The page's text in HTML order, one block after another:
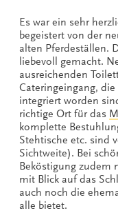
Es war ein sehr
begeistert von der
alten Pferdeställen.
liebevoll gemacht.
ausreichenden
Cateringeingang,
integriert worden
richtige Ort für das
komplette
Stehtische etc. sind
Sichtweite). Bei
Beköstigung zudem
mit Blick auf das
auch noch die
alle bietet.